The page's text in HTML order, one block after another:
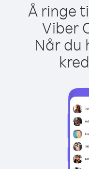
Å ringe
Viber
Når du